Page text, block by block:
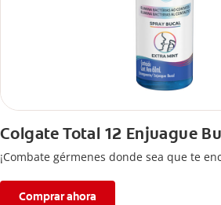
Colgate Total 12 Enjuague
¡Combate gérmenes donde sea que te
Comprar ahora